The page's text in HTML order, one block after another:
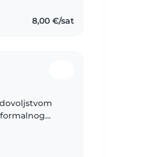
8,00 €/sat